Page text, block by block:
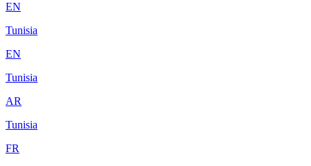
EN
Tunisia
EN
Tunisia
AR
Tunisia
FR